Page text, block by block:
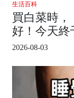
生活百科
買白菜時，
好！今天終
2026-08-03